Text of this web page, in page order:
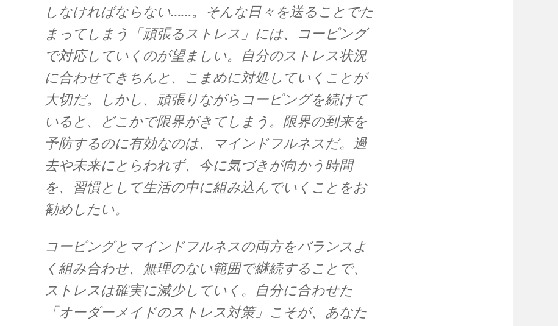
しなければならない……。そんな日々を送ることでた
まってしまう「頑張るストレス」には、コーピング
で対応していくのが望ましい。自分のストレス状況
に合わせてきちんと、こまめに対処していくことが
大切だ。しかし、頑張りながらコーピングを続けて
いると、どこかで限界がきてしまう。限界の到来を
予防するのに有効なのは、マインドフルネスだ。過
去や未来にとらわれず、今に気づきが向かう時間
を、習慣として生活の中に組み込んでいくことをお
勧めしたい。
コーピングとマインドフルネスの両方をバランスよ
く組み合わせ、無理のない範囲で継続することで、
ストレスは確実に減少していく。自分に合わせた
「オーダーメイドのストレス対策」こそが、あなた